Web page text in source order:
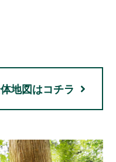
地図はコチラ